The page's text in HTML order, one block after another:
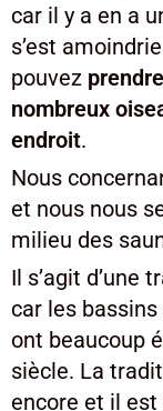
car il y a en a
s’est
pouvez
nombreux
endroit.
Nous
et nous nous
milieu des
Il s’agit d’une
car les
ont beaucoup
siècle. La
encore et il